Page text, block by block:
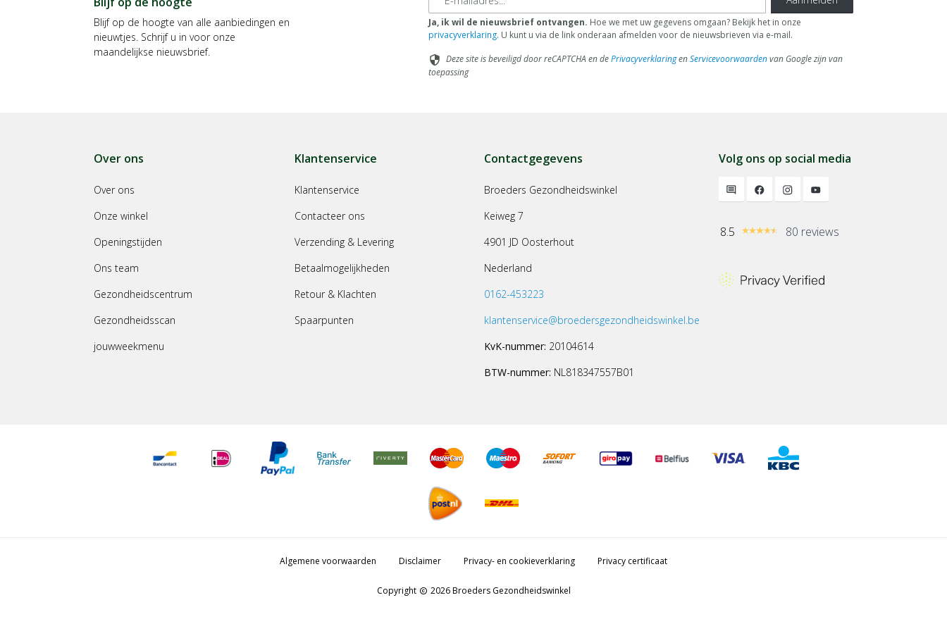
Blijf op de hoogte van alle aanbiedingen en
nieuwtjes. Schrijf u in voor onze
maandelijkse nieuwsbrief.
Ja, ik wil de nieuwsbrief ontvangen. Hoe we met uw gegevens omgaan? Bekijk het in onze
privacyverklaring. U kunt u via de link onderaan afmelden voor de nieuwsbrieven via e-mail.
security Deze site is beveiligd door reCAPTCHA en dePrivacyverklaringenServicevoorwaardenvan Google zijn van
toepassing
Over ons
Over ons
Onze winkel
Openingstijden
Ons team
Gezondheidscentrum
Gezondheidsscan
jouwweekmenu
Klantenservice
Klantenservice
Contacteer ons
Verzending & Levering
Betaalmogelijkheden
Retour & Klachten
Spaarpunten
Contactgegevens
Broeders Gezondheidswinkel
Keiweg 7
4901 JD Oosterhout
Nederland
0162-453223
klantenservice@broedersgezondheidswinkel.be
KvK-nummer: 20104614
BTW-nummer: NL818347557B01
Volg ons op social media
8.5 80 reviews
Algemene voorwaarden Disclaimer Privacy- en cookieverklaring Privacy certificaat
Copyright copyright 2026 Broeders Gezondheidswinkel